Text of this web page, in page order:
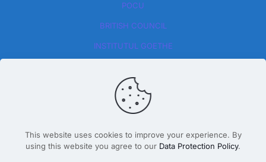
POCU
BRITISH COUNCIL
INSTITUTUL GOETHE
This website uses cookies to improve your experience. By
using this website you agree to our Data Protection Policy.